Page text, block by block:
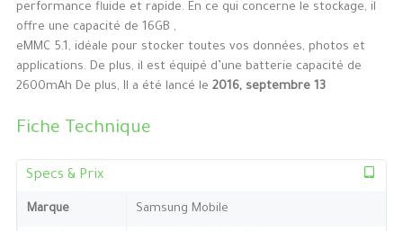
performance fluide et rapide. En ce qui concerne le stockage, il
offre une capacité de 16GB ,
eMMC 5.1, idéale pour stocker toutes vos données, photos et
applications. De plus, il est équipé d’une batterie capacité de
2600mAh De plus, Il a été lancé le 2016, septembre 13
Fiche Technique
Specs & Prix
Marque Samsung Mobile